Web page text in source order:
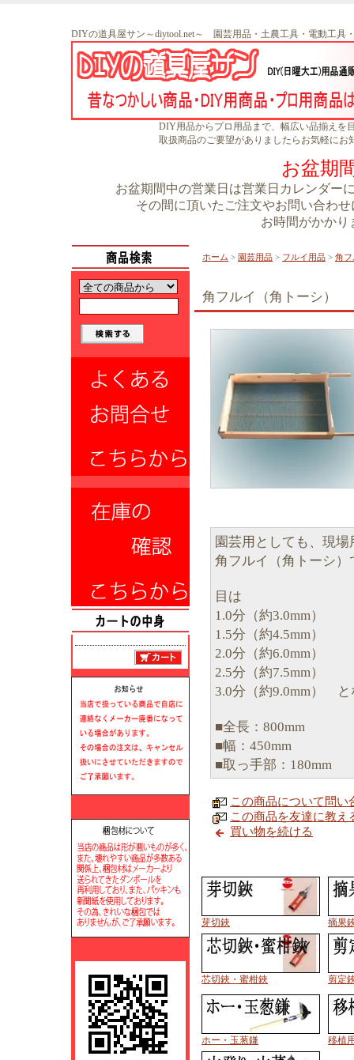
DIYの道具屋サン～diytool.net～ 園芸用品・土農工具・電動工具
DIY用品からプロ用品まで、幅広い品揃えを
取扱商品のご要望がありましたらお気軽にお
お盆期
お盆期間中の営業日は営業日カレンダー
その間に頂いたご注文やお問い合わ
お時間がかかり
ホーム > 園芸用品 > フルイ用品 > 角フ
角フルイ（角トーシ）
園芸用としても、現
角フルイ（角トーシ）
目は
1.0分（約3.0mm）
1.5分（約4.5mm）
2.0分（約6.0mm）
2.5分（約7.5mm）
3.0分（約9.0mm） と
■全長：800mm
■幅：450mm
■取っ手部：180mm
この商品について問い
この商品を友達に教え
買い物を続ける
芽切鋏 摘果
芯切鋏・蜜柑鋏 剪定
ホー・玉葱鎌 移植